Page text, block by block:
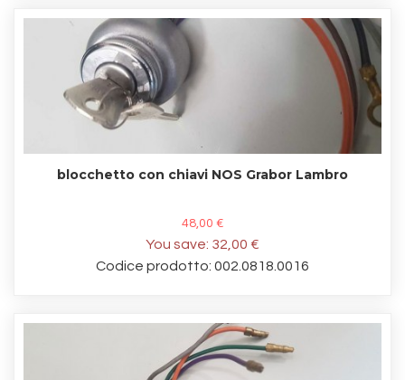
blocchetto con chiavi NOS Grabor Lambro
48,00 €
You save: 32,00 €
Codice prodotto: 002.0818.0016